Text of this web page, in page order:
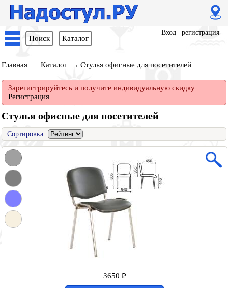
Поиск Каталог
Вход регистрация
Главная Каталог Стулья офисные для посетителей
Зарегистрируйтесь и получите индивидуальную скидку
Регистрация
Стулья офисные для посетителей
Сортировка:
3650 ₽